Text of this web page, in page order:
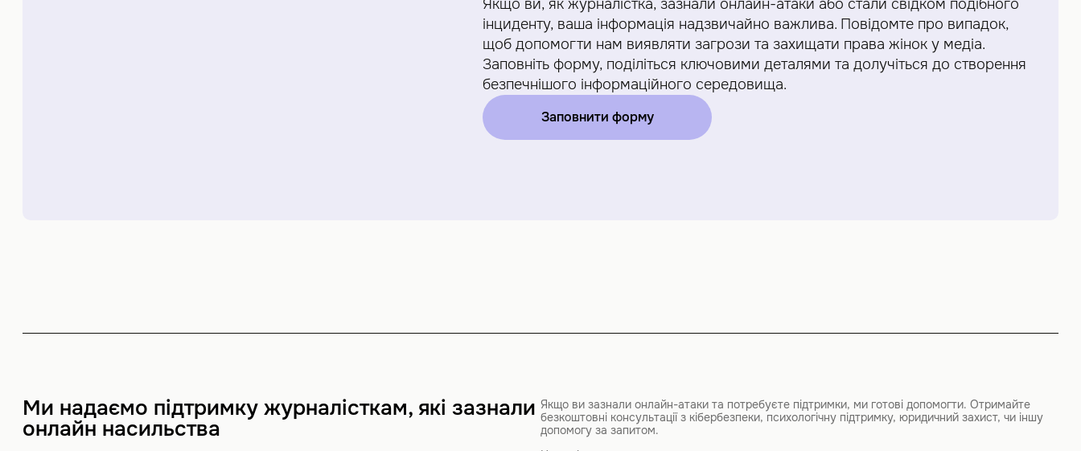
Якщо ви, як журналістка, зазнали онлайн-атаки або стали свідком подібного
інциденту, ваша інформація надзвичайно важлива. Повідомте про випадок,
щоб допомогти нам виявляти загрози та захищати права жінок у медіа.
Заповніть форму, поділіться ключовими деталями та долучіться до створення
безпечнішого інформаційного середовища.
Заповнити форму
Ми надаємо підтримку журналісткам, які зазнали
онлайн насильства
Якщо ви зазнали онлайн-атаки та потребуєте підтримки, ми готові допомогти. Отримайте
безкоштовні консультації з кібербезпеки, психологічну підтримку, юридичний захист, чи іншу
допомогу за запитом.